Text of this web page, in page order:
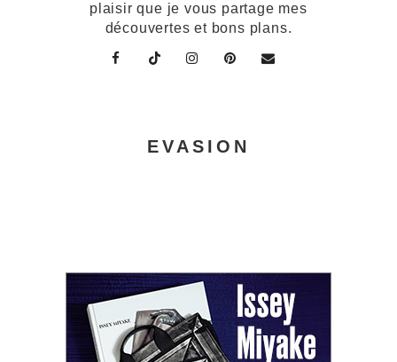
plaisir que je vous partage mes
découvertes et bons plans.
EVASION